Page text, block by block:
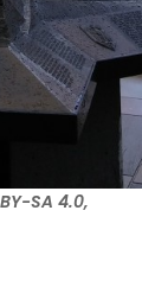
SA 4.0,